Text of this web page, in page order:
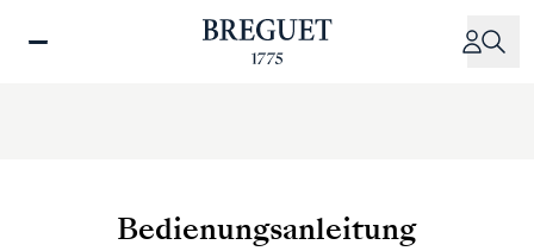
zum
Bedienungsanleitung